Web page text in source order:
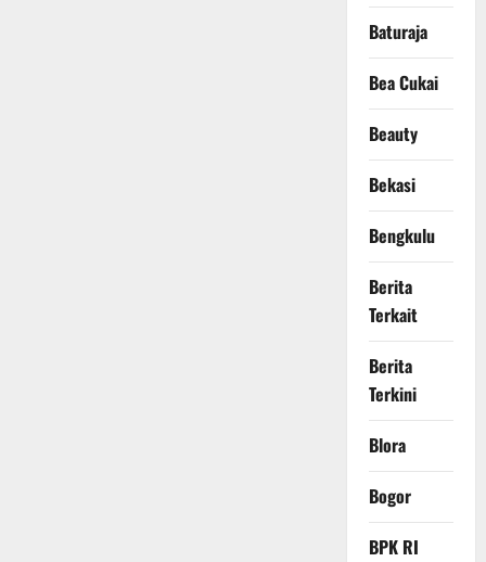
Baturaja
Bea Cukai
Beauty
Bekasi
Bengkulu
Berita
Terkait
Berita
Terkini
Blora
Bogor
BPK RI